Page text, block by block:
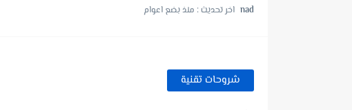
طريقة التسجيل في منصة أضاحي الجزائر Adhahi.dz ❤️ حجز أضحية...
nad اخر تحديث : منذ بضع اعوام
شروحات تقنية